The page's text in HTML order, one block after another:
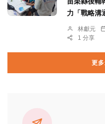
力「戰略溝
林獻元
1 分享
更